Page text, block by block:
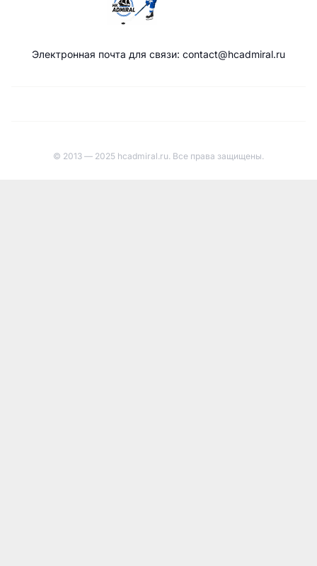
Электронная почта для связи: contact@hcadmiral.ru
© 2013 — 2025 hcadmiral.ru. Все права защищены.